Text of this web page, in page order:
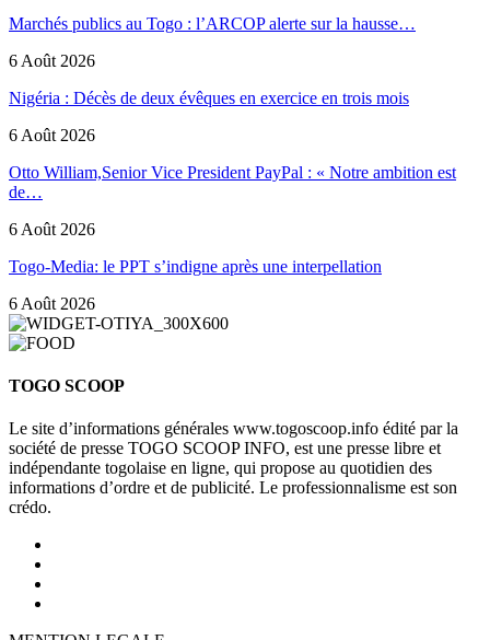
Marchés publics au Togo : l’ARCOP alerte sur la hausse…
6 Août 2026
Nigéria : Décès de deux évêques en exercice en trois mois
6 Août 2026
Otto William,Senior Vice President PayPal : « Notre ambition est
de…
6 Août 2026
Togo-Media: le PPT s’indigne après une interpellation
6 Août 2026
TOGO SCOOP
Le site d’informations générales www.togoscoop.info édité par la
société de presse TOGO SCOOP INFO, est une presse libre et
indépendante togolaise en ligne, qui propose au quotidien des
informations d’ordre et de publicité. Le professionnalisme est son
crédo.